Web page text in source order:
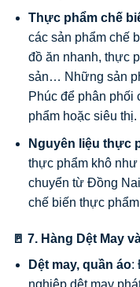
Thực phẩm chế
các sản phẩm chế
đồ ăn nhanh, thực
sản… Những sản
Phúc để phân phối
phẩm hoặc siêu thị.
Nguyên liệu thực
thực phẩm khô
chuyển từ Đồng
chế biến thực
🚪 7. Hàng Dệt May
Dệt may, quần áo:
nghiệp dệt may